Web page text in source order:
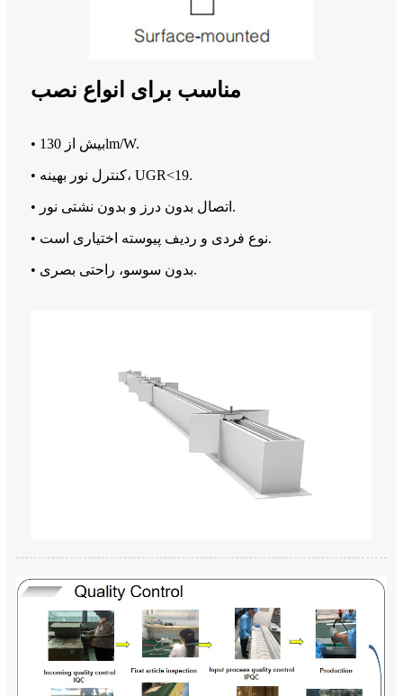
مناسب برای انواع نصب
• بیش از 130lm/W.
• کنترل نور بهینه، UGR<19.
• اتصال بدون درز و بدون نشتی نور.
• نوع فردی و ردیف پیوسته اختیاری است.
• بدون سوسو، راحتی بصری.